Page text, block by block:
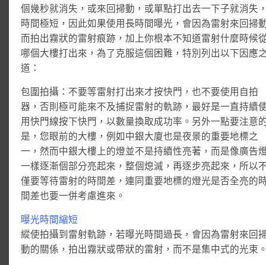
個幾秒就消失，或來回掃動，或單點打出去一下子就消失
時間極短，因此如果使用長時間曝光，會因為雷射來回掃
而拍出霧狀的雷射痕跡，加上你根本不知道雷射什麼時候
哪個大樓打出來，為了克服這個困難，特別列出以下因應
道：
包圍拍攝：不要等雷射打出來才按快門，也不要使用自拍
器，否則極可能來不及捕捉雷射的軌跡，最好是一直持續
用快門線按下快門，以數量換取成功率。另外一點要注意
是，您眼前的大樓，例如中銀大廈也是夜景的重要地標之
一，然而中銀大樓上的燈並不是持續性亮著，而是像廣告
一樣逐漸個部分亮起來，整個熄滅，再逐步亮起來，所以
僅要等待雷射的時間差，連同重要地標的燈光是否全亮的
間差也要一併考慮進來。
曝光時間縮短
縱使拍攝到雷射軌跡，若曝光時間過長，會因為雷射來回
動的關係，拍出霧狀或帶狀的雷射，而不是集中式的光束